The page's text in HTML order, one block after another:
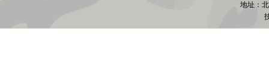
地址：